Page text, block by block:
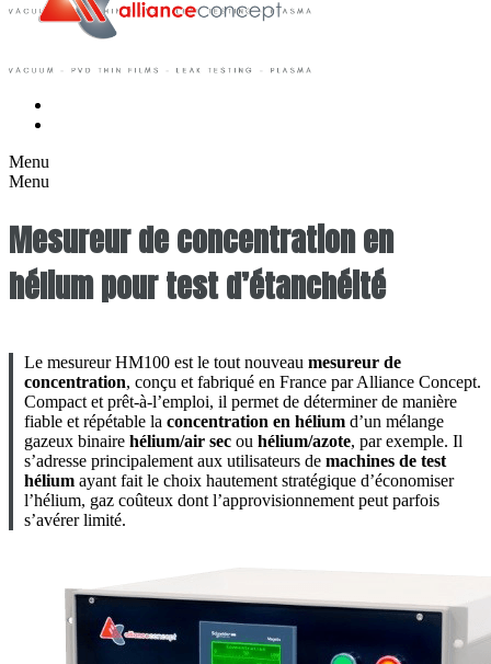
Menu
Menu
Mesureur de concentration en
hélium pour test d’étanchéité
Le mesureur HM100 est le tout nouveau mesureur de
concentration, conçu et fabriqué en France par Alliance Concept.
Compact et prêt-à-l’emploi, il permet de déterminer de manière
fiable et répétable la concentration en hélium d’un mélange
gazeux binaire hélium/air sec ou hélium/azote, par exemple. Il
s’adresse principalement aux utilisateurs de machines de test
hélium ayant fait le choix hautement stratégique d’économiser
l’hélium, gaz coûteux dont l’approvisionnement peut parfois
s’avérer limité.